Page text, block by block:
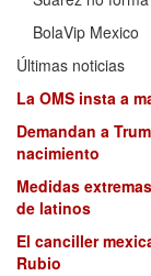
BolaVip Mexico
Últimas noticias
La OMS insta a
Demandan a
nacimiento
Medidas
de latinos
El canciller
Rubio